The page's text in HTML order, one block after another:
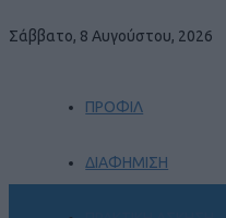
Σάββατο, 8 Αυγούστου, 2026
ΠΡΟΦΙΛ
ΔΙΑΦΗΜΙΣΗ